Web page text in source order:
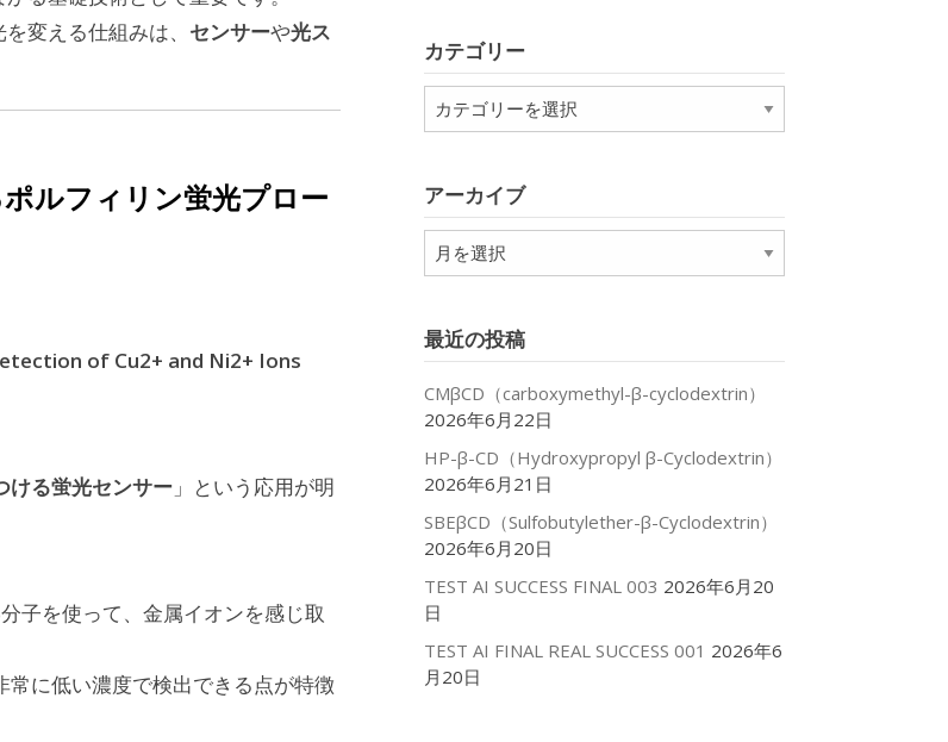
変える仕組みは、 センサーや光ス
ルフィリン蛍光プロー
of Cu2+ and Ni2+ Ions
ける蛍光センサー 」という応用が明
子を使って、金属イオンを感じ取
常に低い濃度で検出できる点が特徴
カテゴリー
テ
ー
アーカイブ
ア
ー
ブ
最近の投稿
CMβCD（carboxymethyl-β-cyclodextrin）
2026年6月22日
HP-β-CD（Hydroxypropyl β-Cyclodextrin）
2026年6月21日
SBEβCD（Sulfobutylether-β-Cyclodextrin）
2026年6月20日
TEST AI SUCCESS FINAL 003 2026年6月20
日
TEST AI FINAL REAL SUCCESS 001 2026年6
月20日